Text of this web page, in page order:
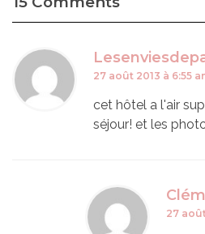
27 août 2013 à 6:55
cet hôtel a l'air
séjour! et les
27